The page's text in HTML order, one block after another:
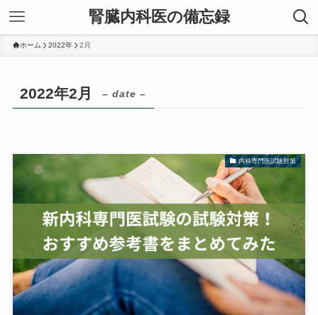
腎臓内科医の備忘録
ホーム 2022年 2月
2022年2月 – date –
内科専門医試験対策